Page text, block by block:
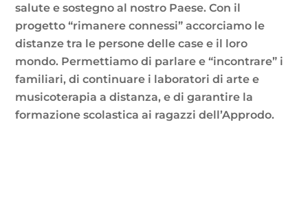
salute e sostegno al nostro Paese. Con il
progetto “rimanere connessi” accorciamo le
distanze tra le persone delle case e il loro
mondo. Permettiamo di parlare e “incontrare” i
familiari, di continuare i laboratori di arte e
musicoterapia a distanza, e di garantire la
formazione scolastica ai ragazzi dell’Approdo.